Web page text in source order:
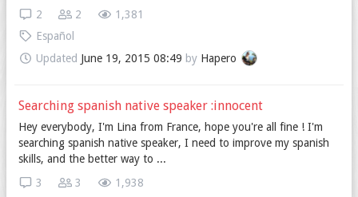
1,381
2
2
Español
Updated June 19, 2015 08:49 by Hapero
Searching spanish native speaker :innocent
Hey everybody, I'm Lina from France, hope you're all fine ! I'm
searching spanish native speaker, I need to improve my spanish
skills, and the better way to ...
1,938
3
3